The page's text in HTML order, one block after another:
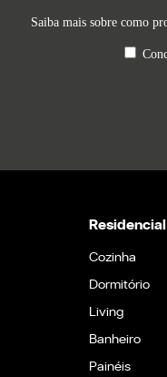
Saiba mais sobre como
Residencial
Cozinha
Dormitório
Living
Banheiro
Painéis